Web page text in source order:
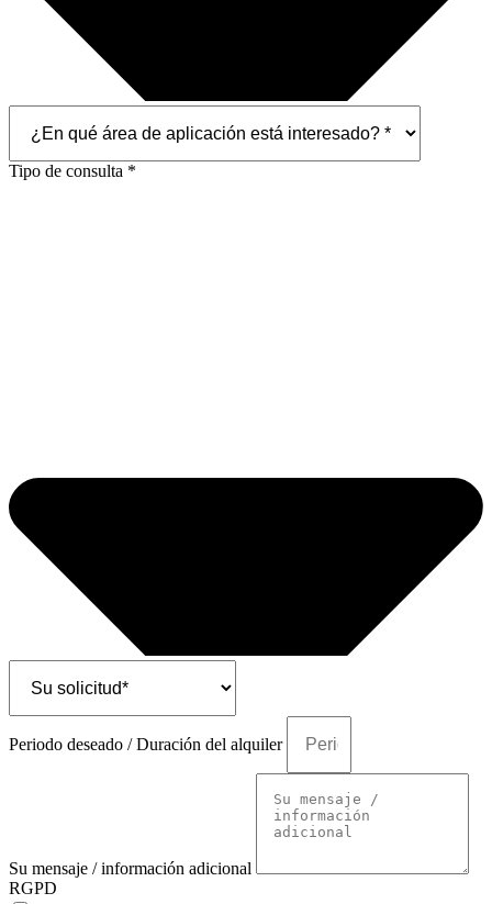
Tipo de consulta *
Periodo deseado / Duración del alquiler
Su mensaje / información adicional
RGPD